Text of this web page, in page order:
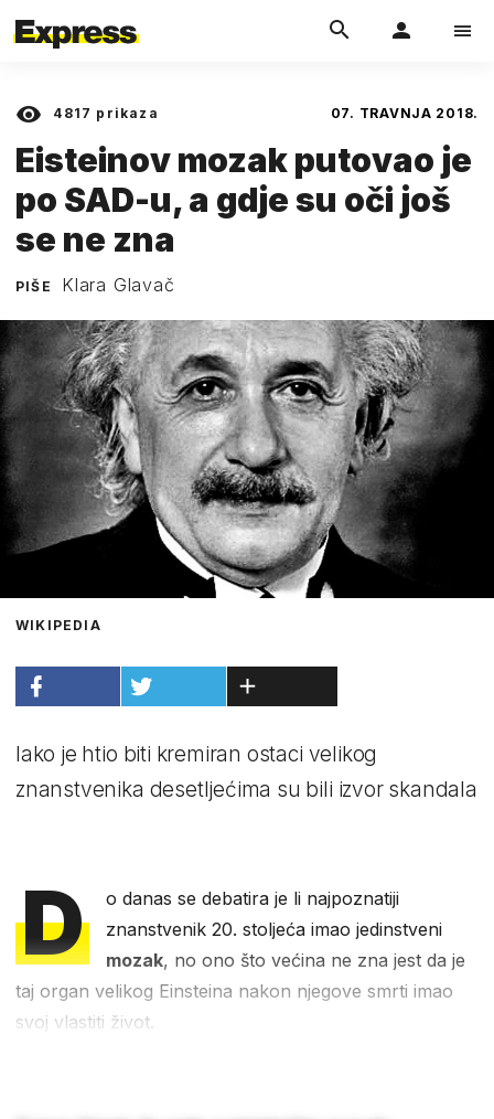
4817 prikaza 07. TRAVNJA 2018.
Eisteinov mozak putovao je
po SAD-u, a gdje su oči još
se ne zna
PIŠE Klara Glavač
WIKIPEDIA
Iako je htio biti kremiran ostaci velikog
znanstvenika desetljećima su bili izvor skandala
D
o danas se debatira je li najpoznatiji
znanstvenik 20. stoljeća imao jedinstveni
mozak, no ono što većina ne zna jest da je
taj organ velikog Einsteina nakon njegove smrti imao
svoj vlastiti život.